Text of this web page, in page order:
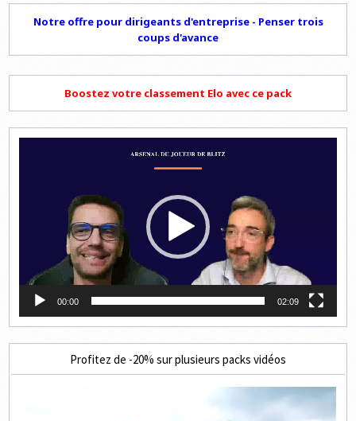
Notre offre pour dirigeants d'entreprise - Penser trois
coups d'avance
Boostez votre classement Elo avec ce pack
00:00 02:09
Profitez de -20% sur plusieurs packs vidéos